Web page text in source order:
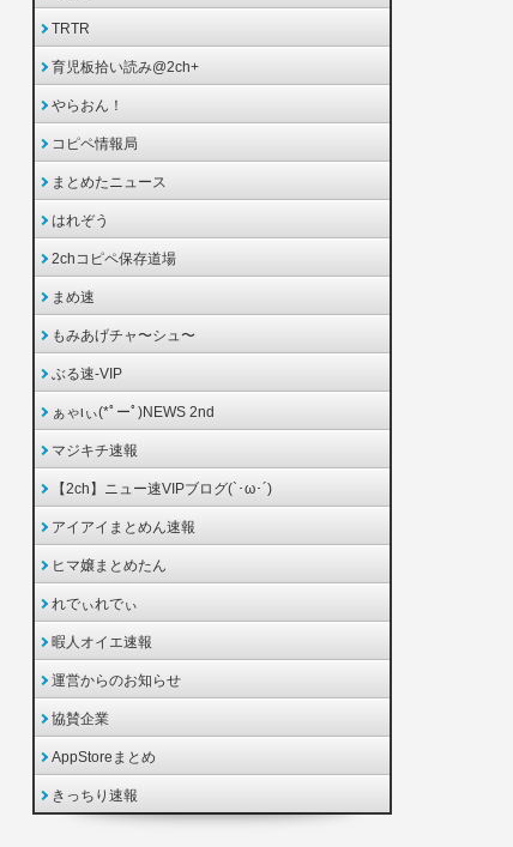
TRTR
育児板拾い読み@2ch+
やらおん！
コピペ情報局
まとめたニュース
はれぞう
2chコピペ保存道場
まめ速
もみあげチャ〜シュ〜
ぶる速-VIP
ぁゃιぃ(*ﾟーﾟ)NEWS 2nd
マジキチ速報
【2ch】ニュー速VIPブログ(`･ω･´)
アイアイまとめん速報
ヒマ嬢まとめたん
れでぃれでぃ
暇人オイエ速報
運営からのお知らせ
協賛企業
AppStoreまとめ
きっちり速報